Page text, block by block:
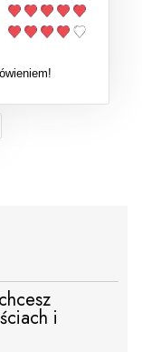
i